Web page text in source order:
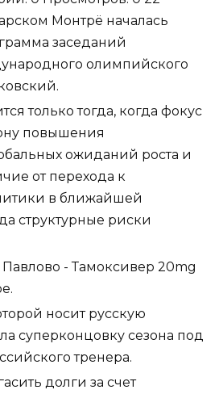
Монтрё началась
заседаний
олимпийского
только тогда, когда фокус
повышения
ожиданий роста и
от перехода к
в ближайшей
структурные риски
Павлово - Тамоксивер 20mg
носит русскую
суперконцовку сезона под
тренера.
долги за счет